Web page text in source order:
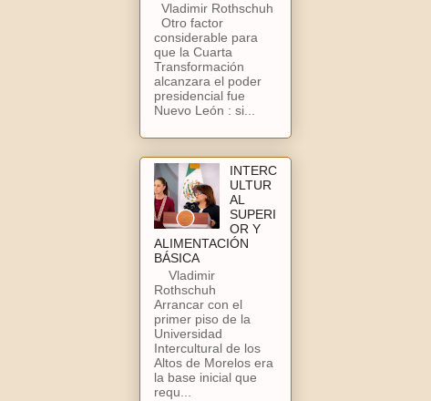
Vladimir Rothschuh
Otro factor
considerable para
que la Cuarta
Transformación
alcanzara el poder
presidencial fue
Nuevo León : si...
INTERC
ULTUR
AL
SUPERI
OR Y
ALIMENTACIÓN
BÁSICA
Vladimir
Rothschuh
Arrancar con el
primer piso de la
Universidad
Intercultural de los
Altos de Morelos era
la base inicial que
requ...